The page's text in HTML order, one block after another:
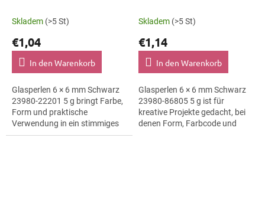
Skladem (>5 St)
€1,04
In den Warenkorb
Glasperlen 6 × 6 mm Schwarz
23980-22201 5 g bringt Farbe,
Form und praktische
Verwendung in ein stimmiges
Schmuckprojekt. Variante
Skladem (>5 St)
€1,14
In den Warenkorb
Glasperlen 6 × 6 mm Schwarz
23980-86805 5 g ist für
kreative Projekte gedacht, bei
denen Form, Farbcode und